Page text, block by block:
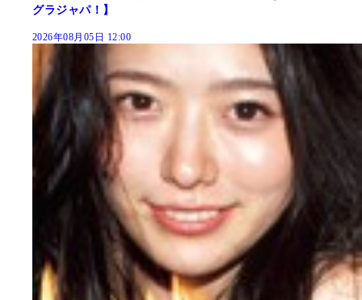
グラジャパ！】
2026年08月05日 12:00